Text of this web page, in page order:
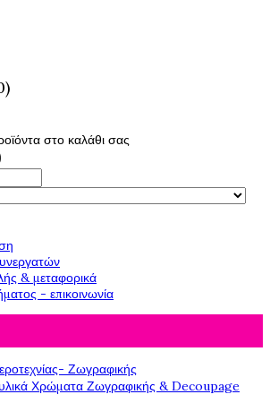
στο καλάθι σας
& μεταφορικά
- επικοινωνία
Ζωγραφικής
Χρώματα Ζωγραφικής & Decoupage